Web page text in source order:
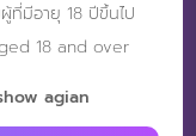
ผู้ที่มีอายุ 18 ปีขึ้นไป
18 and over
agian